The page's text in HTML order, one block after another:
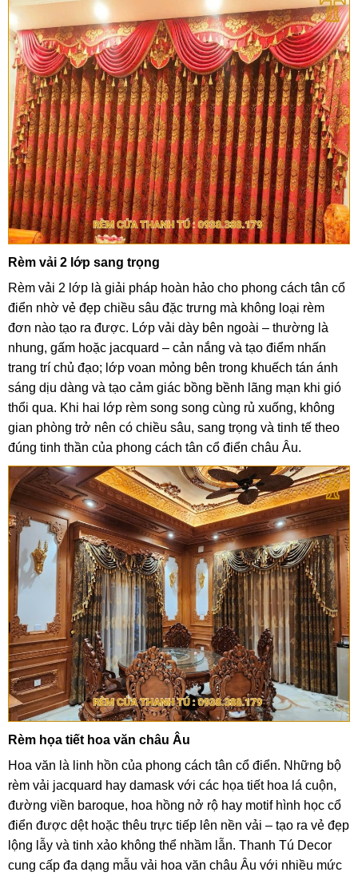
Rèm vải 2 lớp sang trọng
Rèm vải 2 lớp là giải pháp hoàn hảo cho phong cách tân cổ
điển nhờ vẻ đẹp chiều sâu đặc trưng mà không loại rèm
đơn nào tạo ra được. Lớp vải dày bên ngoài – thường là
nhung, gấm hoặc jacquard – cản nắng và tạo điểm nhấn
trang trí chủ đạo; lớp voan mỏng bên trong khuếch tán ánh
sáng dịu dàng và tạo cảm giác bồng bềnh lãng mạn khi gió
thổi qua. Khi hai lớp rèm song song cùng rủ xuống, không
gian phòng trở nên có chiều sâu, sang trọng và tinh tế theo
đúng tinh thần của phong cách tân cổ điển châu Âu.
Rèm họa tiết hoa văn châu Âu
Hoa văn là linh hồn của phong cách tân cổ điển. Những bộ
rèm vải jacquard hay damask với các họa tiết hoa lá cuộn,
đường viền baroque, hoa hồng nở rộ hay motif hình học cổ
điển được dệt hoặc thêu trực tiếp lên nền vải – tạo ra vẻ đẹp
lộng lẫy và tinh xảo không thể nhầm lẫn. Thanh Tú Decor
cung cấp đa dạng mẫu vải hoa văn châu Âu với nhiều mức